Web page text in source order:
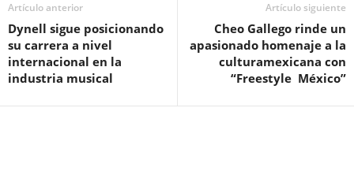
Artículo anterior
Dynell sigue posicionando
su carrera a nivel
internacional en la
industria musical
Artículo siguiente
Cheo Gallego rinde un
apasionado homenaje a la
culturamexicana con
“Freestyle México”